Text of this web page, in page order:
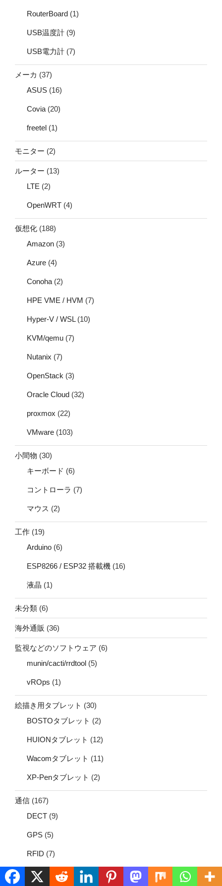
RouterBoard (1)
USB温度計 (9)
USB電力計 (7)
メーカ (37)
ASUS (16)
Covia (20)
freetel (1)
モニター (2)
ルーター (13)
LTE (2)
OpenWRT (4)
仮想化 (188)
Amazon (3)
Azure (4)
Conoha (2)
HPE VME / HVM (7)
Hyper-V / WSL(10)
KVM/qemu (7)
Nutanix (7)
OpenStack (3)
Oracle Cloud (32)
proxmox (22)
VMware (103)
小間物 (30)
キーボード (6)
コントローラ (7)
マウス (2)
工作 (19)
Arduino (6)
ESP8266 / ESP32 搭載機 (16)
液晶 (1)
未分類 (6)
海外通販 (36)
監視などのソフトウェア (6)
munin/cacti/rrdtool (5)
vROps (1)
絵描き用タブレット (30)
BOSTOタブレット (2)
HUIONタブレット (12)
Wacomタブレット (11)
XP-Penタブレット (2)
通信 (167)
DECT (9)
GPS (5)
RFID (7)
VoIP(12)